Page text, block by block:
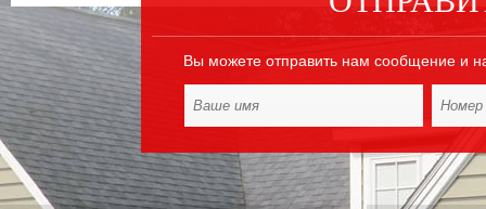
Вы можете отправить нам сообщение и